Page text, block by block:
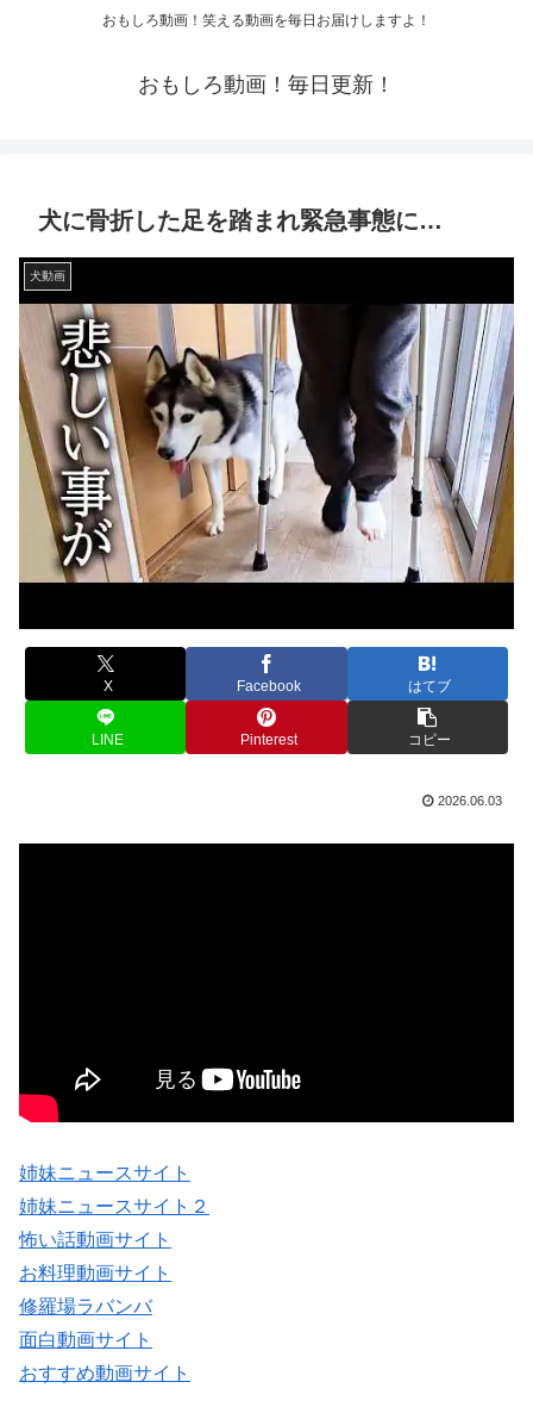
おもしろ動画！笑える動画を毎日お届けしますよ！
おもしろ動画！毎日更新！
犬に骨折した足を踏まれ緊急事態に…
犬動画
X Facebook はてブ
LINE Pinterest コピー
2026.06.03
姉妹ニュースサイト
姉妹ニュースサイト２
怖い話動画サイト
お料理動画サイト
修羅場ラバンバ
面白動画サイト
おすすめ動画サイト